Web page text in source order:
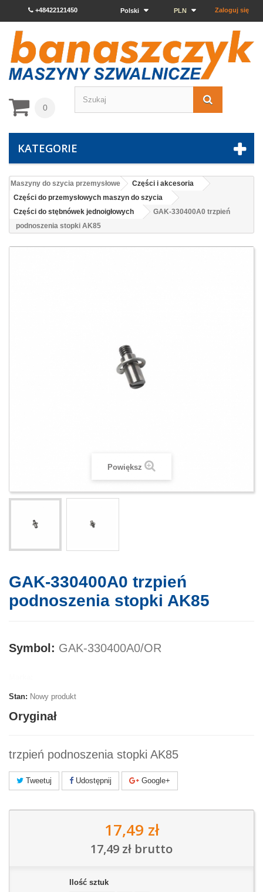
Zaloguj się
PLN
Polski
+48422121450
0
KATEGORIE
Maszyny do szycia przemysłowe
Części i akcesoria
Części do przemysłowych maszyn do szycia
Części do stębnówek jednoigłowych
GAK-330400A0 trzpień
podnoszenia stopki AK85
Powiększ
GAK-330400A0 trzpień
podnoszenia stopki AK85
Symbol: GAK-330400A0/OR
Stan: Nowy produkt
Oryginał
trzpień podnoszenia stopki AK85
Tweetuj Udostępnij Google+
17,49 zł
17,49 zł brutto
Ilość sztuk